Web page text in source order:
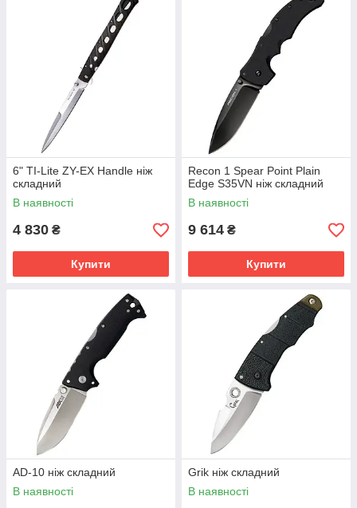
6" TI-Lite ZY-EX Handle ніж
складний
В наявності
4 830 ₴
Купити
Recon 1 Spear Point Plain
Edge S35VN ніж складний
В наявності
9 614 ₴
Купити
AD-10 ніж складний
В наявності
Grik ніж складний
В наявності